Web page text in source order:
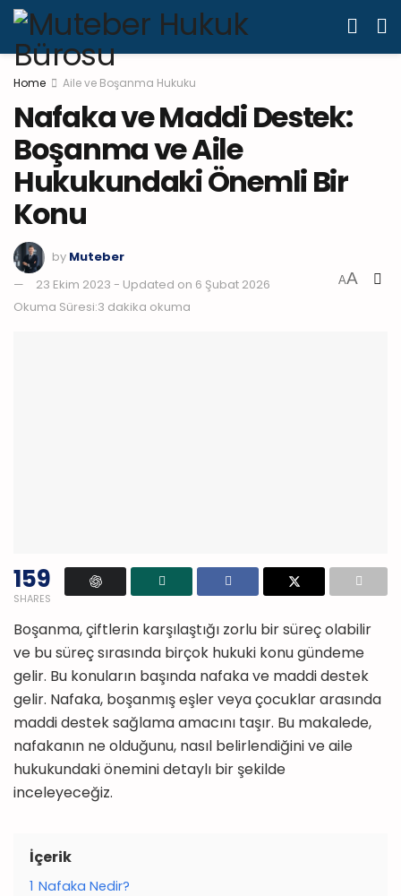
Home Aile ve Boşanma Hukuku
Nafaka ve Maddi Destek:
Boşanma ve Aile
Hukukundaki Önemli Bir
Konu
by Muteber
23 Ekim 2023 - Updated on 6 Şubat 2026
Okuma Süresi:3 dakika okuma
AA
159
SHARES
Boşanma, çiftlerin karşılaştığı zorlu bir süreç olabilir
ve bu süreç sırasında birçok hukuki konu gündeme
gelir. Bu konuların başında nafaka ve maddi destek
gelir. Nafaka, boşanmış eşler veya çocuklar arasında
maddi destek sağlama amacını taşır. Bu makalede,
nafakanın ne olduğunu, nasıl belirlendiğini ve aile
hukukundaki önemini detaylı bir şekilde
inceleyeceğiz.
İçerik
1 Nafaka Nedir?